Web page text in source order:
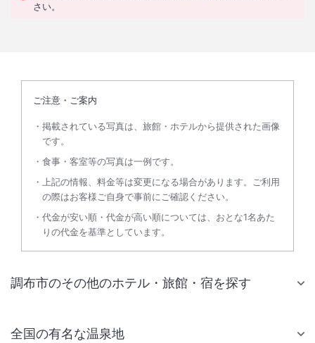
さい。
ご注意・ご案内
掲載されている写真は、旅館・ホテルから提供された画像
です。
食事・客室等の写真は一例です。
上記の情報、料金等は変更になる場合があります。ご利用
の際はお客様ご自身で事前にご確認ください。
代金が安い順・代金が高い順については、おとな1名あた
りの代金を基準としています。
調布市のその他のホテル・旅館・宿を探す
全国の有名な温泉地